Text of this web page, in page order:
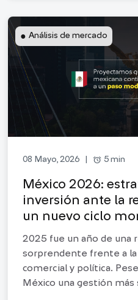
● Análisis de mercado
08 Mayo, 2026 alarm 5 min
México 2026:
inversión ante la
un nuevo ciclo
2025 fue un año de una
sorprendente frente a
comercial y política.
México una gestión